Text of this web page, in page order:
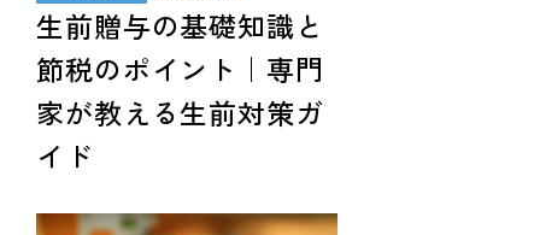
生前贈与の基礎知識と
節税のポイント｜専門
家が教える生前対策ガ
イド